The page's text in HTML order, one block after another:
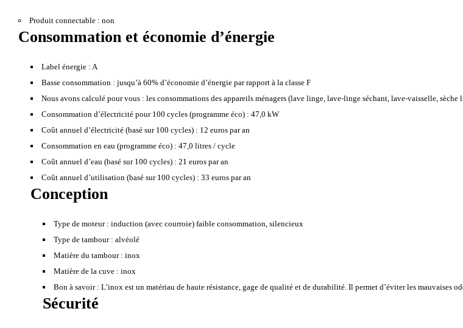
Produit connectable : non
Consommation et économie d’énergie
Label énergie : A
Basse consommation : jusqu’à 60% d’économie d’énergie par rapport à la classe F
Nous avons calculé pour vous : les consommations des appareils ménagers (lave linge, lave-linge séchant, lave-vaisselle,
Consommation d’électricité pour 100 cycles (programme éco) : 47,0 kW
Coût annuel d’électricité (basé sur 100 cycles) : 12 euros par an
Consommation en eau (programme éco) : 47,0 litres / cycle
Coût annuel d’eau (basé sur 100 cycles) : 21 euros par an
Coût annuel d’utilisation (basé sur 100 cycles) : 33 euros par an
Conception
Type de moteur : induction (avec courroie) faible consommation, silencieux
Type de tambour : alvéolé
Matière du tambour : inox
Matière de la cuve : inox
Bon à savoir : L’inox est un matériau de haute résistance, gage de qualité et de durabilité. Il permet d’éviter les mauvaises
Sécurité